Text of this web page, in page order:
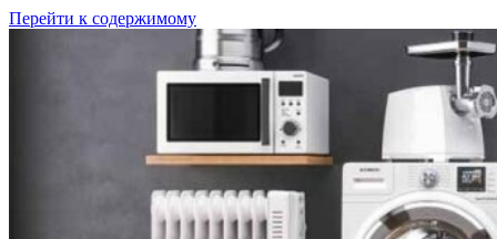
Перейти к содержимому